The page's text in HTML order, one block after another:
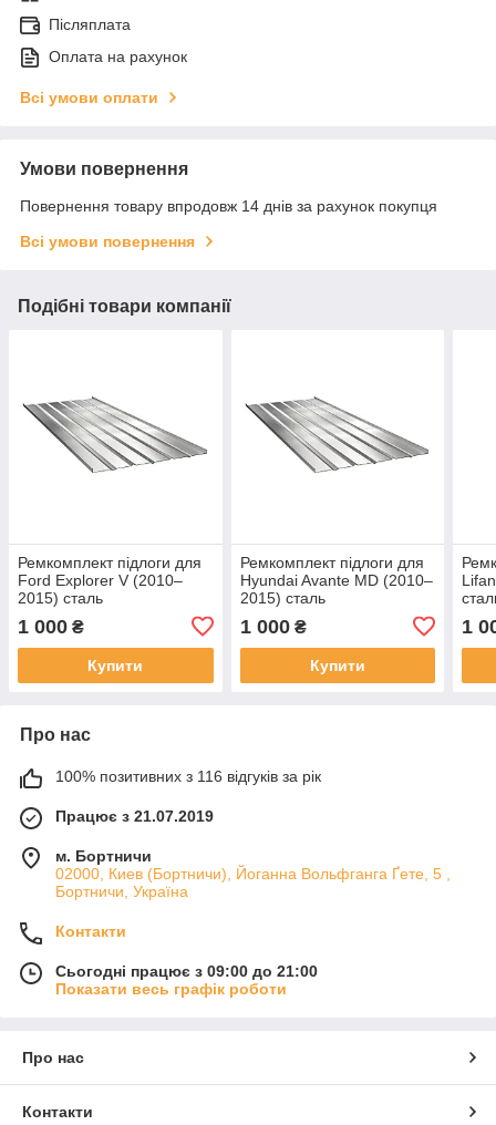
Післяплата
Оплата на рахунок
Всі умови оплати
Умови повернення
Повернення товару впродовж 14 днів за рахунок покупця
Всі умови повернення
Подібні товари компанії
Ремкомплект підлоги для
Ford Explorer V (2010–
2015) сталь
1 000 ₴
Купити
Ремкомплект підлоги для
Hyundai Avante MD (2010–
2015) сталь
1 000₴
Купити
1
Про нас
100% позитивних з 116 відгуків за рік
Працює з 21.07.2019
м. Бортничи
02000, Киев (Бортничи), Йоганна Вольфганга Ґете, 5 ,
Бортничи, Україна
Контакти
Сьогодні працює з 09:00 до 21:00
Показати весь графік роботи
Про нас
Контакти